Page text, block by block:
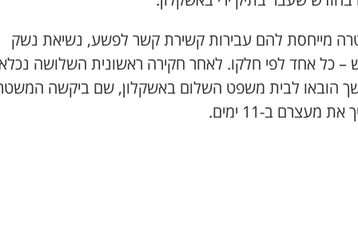
מייחסת להם עבירות קשירת קשר לפשע, נשיאת נשק
– כל אחד לפי חלקו. לאחר חקירה ראשונית השלושה
הובאו לבית משפט השלום באשקלון, שם ביקשה
מעצרם ב-11 ימים.